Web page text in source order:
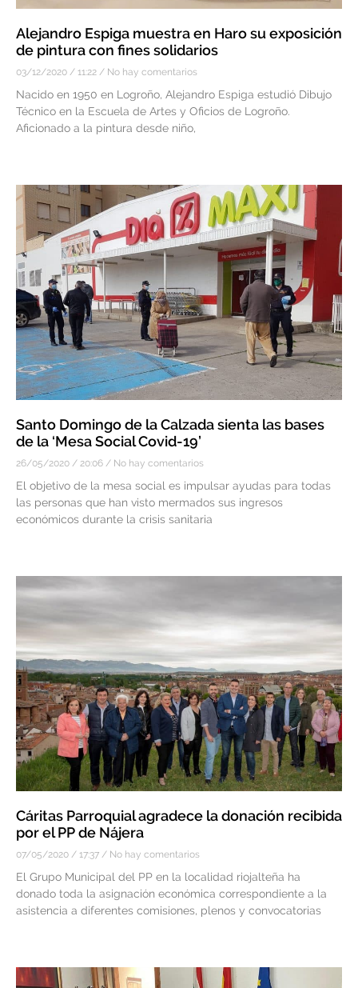
Alejandro Espiga muestra en Haro su exposición
de pintura con fines solidarios
03/12/2020 11:22 No hay comentarios
Nacido en 1950 en Logroño, Alejandro Espiga estudió Dibujo
Técnico en la Escuela de Artes y Oficios de Logroño.
Aficionado a la pintura desde niño,
Santo Domingo de la Calzada sienta las bases
de la ‘Mesa Social Covid-19’
26/05/2020 20:06 No hay comentarios
El objetivo de la mesa social es impulsar ayudas para todas
las personas que han visto mermados sus ingresos
económicos durante la crisis sanitaria
Cáritas Parroquial agradece la donación recibida
por el PP de Nájera
07/05/2020 17:37 No hay comentarios
El Grupo Municipal del PP en la localidad riojalteña ha
donado toda la asignación económica correspondiente a la
asistencia a diferentes comisiones, plenos y convocatorias